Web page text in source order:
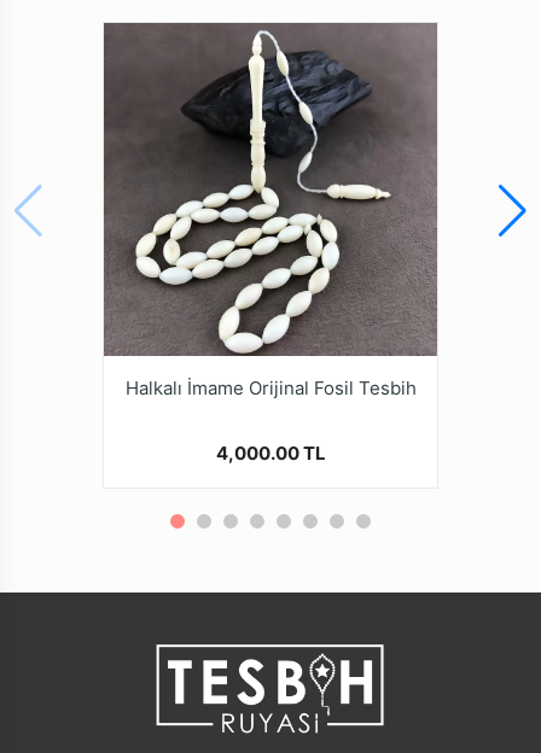
Tesbihi Çekme Özelliği
Çiftli Çekime Uygun
Standart Tesbih İpi
Paketleme ve Gönderim
Standart Dayanıklı
Tesbih Kutusu
Ürün Açıklaması
* Farklı monitör ve ışık efekti nedeniyle, öğenin gerçek
rengi resimlerde gösterilen renkten biraz farklı olabilir.
* Özel Tasarım boyut ve kesim deki bu tesbih
tamamen doğal diş f. dişi nden yapılmıştır.
* Kalite ve güvenden ödün vermeyen Tesbih Ruyasi
Dijital Mağazamızda Türkiye’nin Tesbih Markası
Halkalı İmame Orijinal Fosil Tesbih
4,000.00 TL